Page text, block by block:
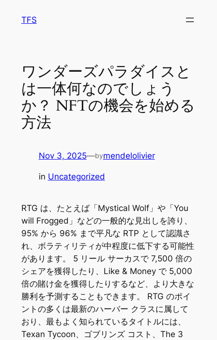
TFS
ワンダーズパラダイスと
は一体何なのでしょう
か？ NFTの機会を始める
方法
Nov 3, 2025—bymendelolivier
in Uncategorized
RTG は、たとえば「Mystical Wolf」や「You
will Frogged」などの一般的な見出しを誇り、
95% から 96% まで平凡な RTP として認識さ
れ、ボラティリティが中程度に低下する可能性
があります。 5 リール サーカスで 7,500 倍の
シェアを獲得したり、Like & Money で 5,000
倍の賭け金を獲得したりするなど、より大きな
勝利を予測することもできます。 RTG のポイ
ントの多くは最新のハーバー クラスに属して
おり、最もよく知られているタイトルには、
Texan Tycoon、ゴブリンズ コスト、The 3